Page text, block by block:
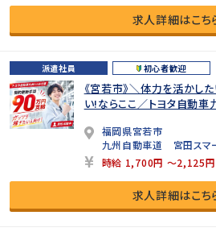
求人詳細はこち
派遣社員 初心者歓迎
《宮若市》＼体力を活かし
い!ならここ／トヨタ自動車
福岡県宮若市
九州自動車道 宮田スマ
時給 1,700円 ～2,125円
求人詳細はこち